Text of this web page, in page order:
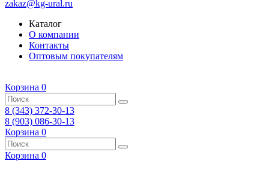
zakaz@kg-ural.ru
Каталог
О компании
Контакты
Оптовым покупателям
Корзина 0
8 (343) 372-30-13
8 (903) 086-30-13
Корзина 0
Корзина 0